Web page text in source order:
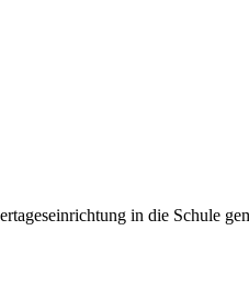
in die Schule